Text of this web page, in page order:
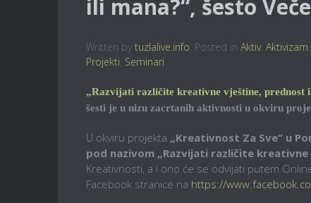
ili mana?“, šesto
Written by tuzlalive.info. Posted in Aktiv, Aktivizam,
Projekti, Seminari
„Razvijati različite kreativne vještine, prednost
šesti je u nizu zacrtanih aktivnosti u okviru
U okviru projekta „Kreativnost Za Sve“ u
pod nazivom „Razvijati različite
Kreativnosti, a i ono će se odvijati putem
Facebook stranice na https://